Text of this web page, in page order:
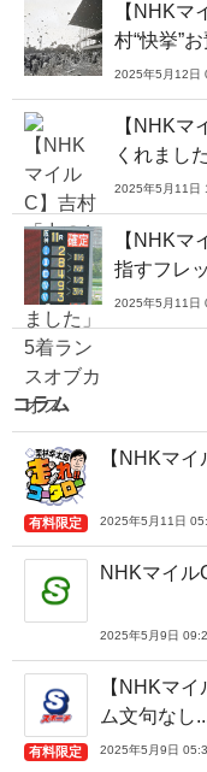
【NHK
村“快挙”
2025年5月12日
【NHKマ
くれまし
2025年5月11日
【NHK
指すフレ
2025年5月11日
コラム
有料限定
【NHKマ
2025年5月11日
NHKマイル
2025年5月9日
有料限定
【NHKマ
ム文句なし
2025年5月9日